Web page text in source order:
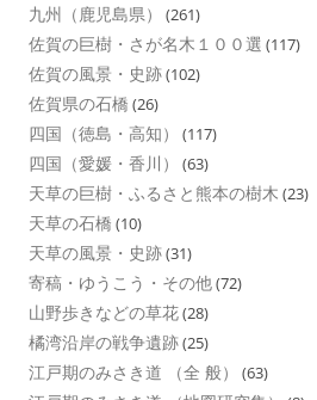
九州（鹿児島県） (261)
佐賀の巨樹・さが名木１００選 (117)
佐賀の風景・史跡(102)
佐賀県の石橋 (26)
四国（徳島・高知） (117)
四国（愛媛・香川） (63)
天草の巨樹・ふるさと熊本の樹木 (23)
天草の石橋 (10)
天草の風景・史跡(31)
寄稿・ゆうこう・その他(72)
山野歩きなどの草花(28)
橘湾沿岸の戦争遺跡(25)
江戸期のみさき道 （全 般） (63)